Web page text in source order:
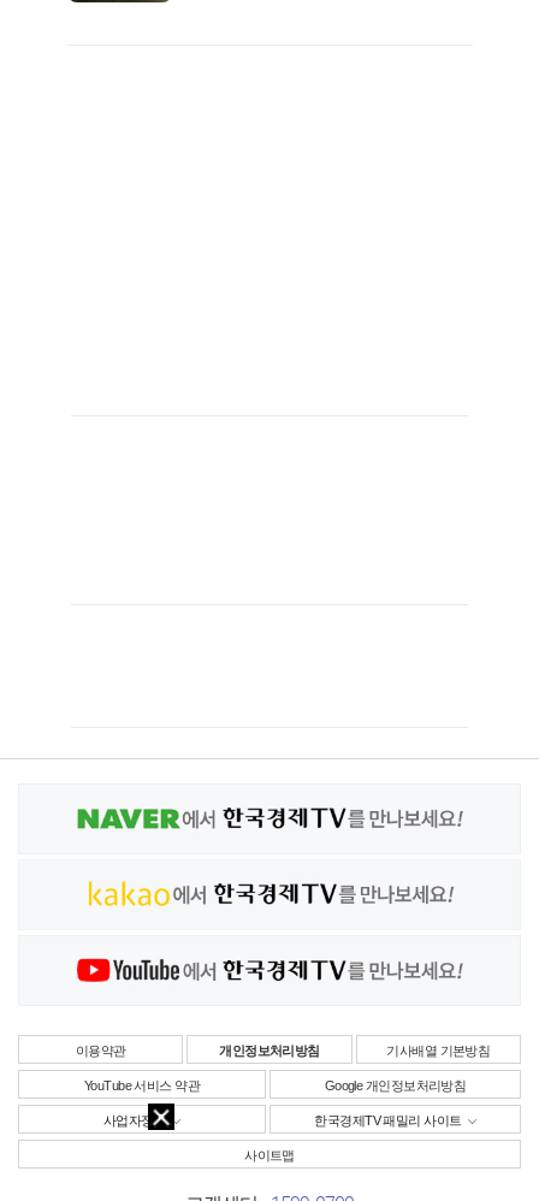
이용약관 개인정보처리방침 기사배열 기본방침
YouTube 서비스 약관 Google 개인정보처리방침
사업자정보 한국경제TV 패밀리 사이트
사이트맵